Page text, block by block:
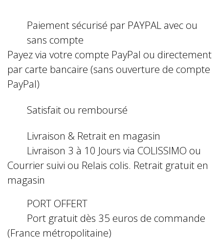
Paiement sécurisé par PAYPAL avec ou
sans compte
Payez via votre compte PayPal ou directement
par carte bancaire (sans ouverture de compte
PayPal)
Satisfait ou remboursé
Livraison & Retrait en magasin
Livraison 3 à 10 Jours via COLISSIMO ou
Courrier suivi ou Relais colis. Retrait gratuit en
magasin
PORT OFFERT
Port gratuit dès 35 euros de commande
(France métropolitaine)